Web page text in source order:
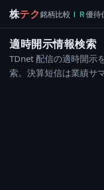
株テク銘柄比較 ＩＲ優待
適時開示情報検索
TDnet 配信の適時開示
索。決算短信は業績サ